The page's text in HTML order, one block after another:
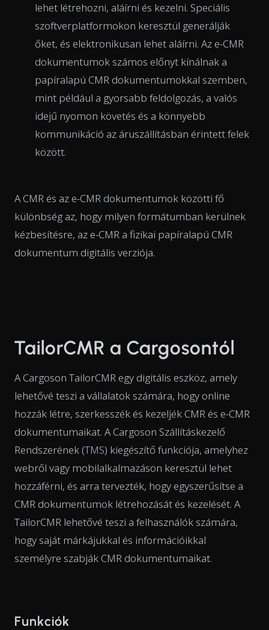
lehet létrehozni, aláírni és kezelni. Speciális
szoftverplatformokon keresztül generálják
őket, és elektronikusan lehet aláírni. Az e-CMR
dokumentumok számos előnyt kínálnak a
papíralapú CMR dokumentumokkal szemben,
mint például a gyorsabb feldolgozás, a valós
idejű nyomon követés és a könnyebb
kommunikáció az áruszállításban érintett felek
között.
A CMR és az e-CMR dokumentumok közötti fő
különbség az, hogy milyen formátumban kerülnek
kézbesítésre, az e-CMR a fizikai papíralapú CMR
dokumentum digitális verziója.
TailorCMR a Cargosontól
A Cargoson TailorCMR egy digitális eszköz, amely
lehetővé teszi a vállalatok számára, hogy online
hozzák létre, szerkesszék és kezeljék CMR és e-CMR
dokumentumaikat. A Cargoson Szállításkezelő
Rendszerének (TMS) kiegészítő funkciója, amelyhez
webről vagy mobilalkalmazáson keresztül lehet
hozzáférni, és arra tervezték, hogy egyszerűsítse a
CMR dokumentumok létrehozását és kezelését. A
TailorCMR lehetővé teszi a felhasználók számára,
hogy saját márkájukkal és információikkal
személyre szabják CMR dokumentumaikat.
Funkciók